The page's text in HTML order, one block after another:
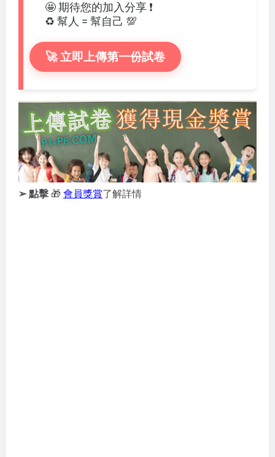
🤩 期待您的加入分享 ❗
♻️ 幫人 = 幫自己 💯
🚀 立即上傳第一份試卷
➢ 點擊 🎁 會員獎賞了解詳情